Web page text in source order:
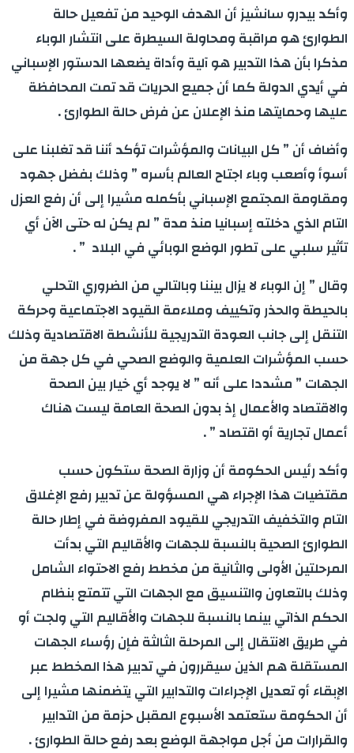
وأكد بيدرو سانشيز أن الهدف الوحيد من تفعيل حالة
الطوارئ هو مراقبة ومحاولة السيطرة على انتشار الوباء
مذكرا بأن هذا التدبير هو آلية وأداة يضعها الدستور الإسباني
في أيدي الدولة كما أن جميع الحريات قد تمت المحافظة
عليها وحمايتها منذ الإعلان عن فرض حالة الطوارئ .
وأضاف أن ” كل البيانات والمؤشرات تؤكد أننا قد تغلبنا على
أسوأ وأصعب وباء اجتاح العالم بأسره ” وذلك بفضل جهود
ومقاومة المجتمع الإسباني بأكمله مشيرا إلى أن رفع العزل
التام الذي دخلته إسبانيا منذ مدة ” لم يكن له حتى الآن أي
تأثير سلبي على تطور الوضع الوبائي في البلاد ” .
وقال ” إن الوباء لا يزال بيننا وبالتالي من الضروري التحلي
بالحيطة والحذر وتكييف وملاءمة القيود الاجتماعية وحركة
التنقل إلى جانب العودة التدريجية للأنشطة الاقتصادية وذلك
حسب المؤشرات العلمية والوضع الصحي في كل جهة من
الجهات ” مشددا على أنه ” لا يوجد أي خيار بين الصحة
والاقتصاد والأعمال إذ بدون الصحة العامة ليست هناك
أعمال تجارية أو اقتصاد ” .
وأكد رئيس الحكومة أن وزارة الصحة ستكون حسب
مقتضيات هذا الإجراء هي المسؤولة عن تدبير رفع الإغلاق
التام والتخفيف التدريجي للقيود المفروضة في إطار حالة
الطوارئ الصحية بالنسبة للجهات والأقاليم التي بدأت
المرحلتين الأولى والثانية من مخطط رفع الاحتواء الشامل
وذلك بالتعاون والتنسيق مع الجهات التي تتمتع بنظام
الحكم الذاتي بينما بالنسبة للجهات والأقاليم التي ولجت أو
في طريق الانتقال إلى المرحلة الثالثة فإن رؤساء الجهات
المستقلة هم الذين سيقررون في تدبير هذا المخطط عبر
الإبقاء أو تعديل الإجراءات والتدابير التي يتضمنها مشيرا إلى
أن الحكومة ستعتمد الأسبوع المقبل حزمة من التدابير
والقرارات من أجل مواجهة الوضع بعد رفع حالة الطوارئ .